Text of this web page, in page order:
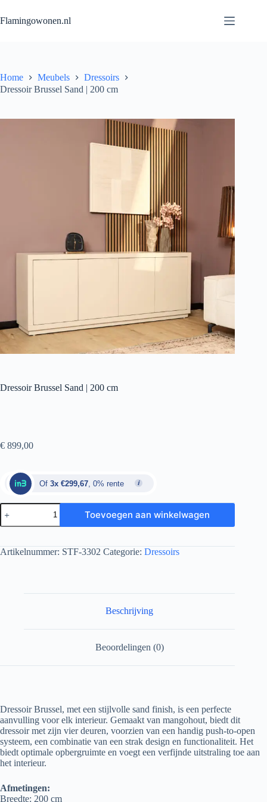
Flamingowonen.nl
Home Meubels
Dressoirs
Dressoir Brussel Sand | 200 cm
Dressoir Brussel Sand | 200 cm
€ 899,00
Of 3x €299,67 , 0% rente
Toevoegen aan winkelwagen
Artikelnummer: STF-3302 Categorie: Dressoirs
Beschrijving
Beoordelingen (0)
Dressoir Brussel, met een stijlvolle sand finish, is een perfecte
aanvulling voor elk interieur. Gemaakt van mangohout, biedt dit
dressoir met zijn vier deuren, voorzien van een handig push-to-open
systeem, een combinatie van een strak design en functionaliteit. Het
biedt optimale opbergruimte en voegt een verfijnde uitstraling toe aan
het interieur.
Afmetingen:
Breedte: 200 cm